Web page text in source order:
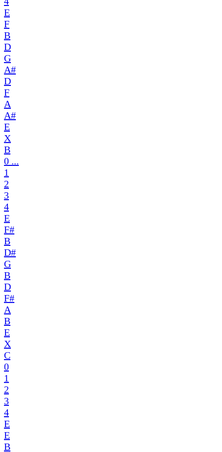
E
F
B
D
G
A#
D
F
A
A#
E
X
B
0 ...
1
2
3
4
E
F#
B
D#
G
B
D
F#
A
B
E
X
C
0
1
2
3
4
E
E
B